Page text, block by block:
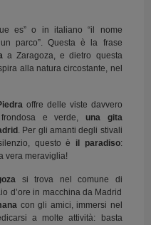
es” o in italiano “il nome
parco”. Questa è la frase
a Zaragoza, e dietro questa
alla natura circostante, nel
offre delle viste davvero
e verde, una gita
. Per gli amanti degli stivali
questo è il paradiso:
vera meraviglia!
si trova nel comune di
d’ore in macchina da Madrid
con gli amici, immersi nel
a molte attività: basta